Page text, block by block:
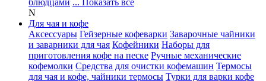
блюдцами ... Показать все
N
Для чая и кофе
Аксессуары Гейзерные кофеварки Заварочные чайники
и заварники для чая Кофейники Наборы для
приготовления кофе на песке Ручные механические
кофемолки Средства для очистки кофемашин Термосы
для чая и кофе, чайники термосы Турки для варки кофе